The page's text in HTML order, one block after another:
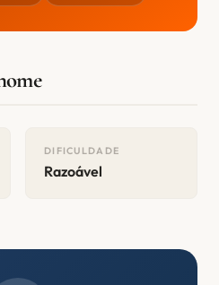
DIFICULDADE
Razoável